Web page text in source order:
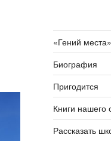
«Гений места»
Биография
Пригодится
Книги нашего
Рассказать